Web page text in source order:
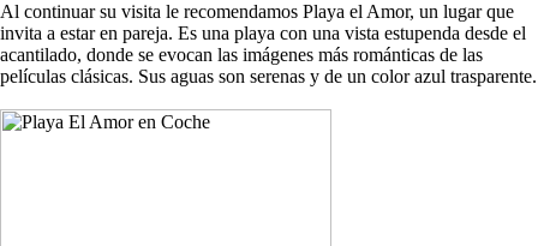
Al continuar su visita le recomendamos Playa el Amor, un lugar que
invita a estar en pareja. Es una playa con una vista estupenda desde el
acantilado, donde se evocan las imágenes más románticas de las
películas clásicas. Sus aguas son serenas y de un color azul trasparente.